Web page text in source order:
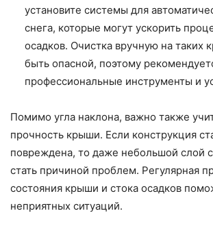
установите системы для
снега, которые могут ускорить
осадков. Очистка вручную на таких
быть опасной, поэтому
профессиональные инструменты и
Помимо угла наклона, важно также
прочность крыши. Если конструкция
повреждена, то даже небольшой слой
стать причиной проблем. Регулярная
состояния крыши и стока осадков
неприятных ситуаций.